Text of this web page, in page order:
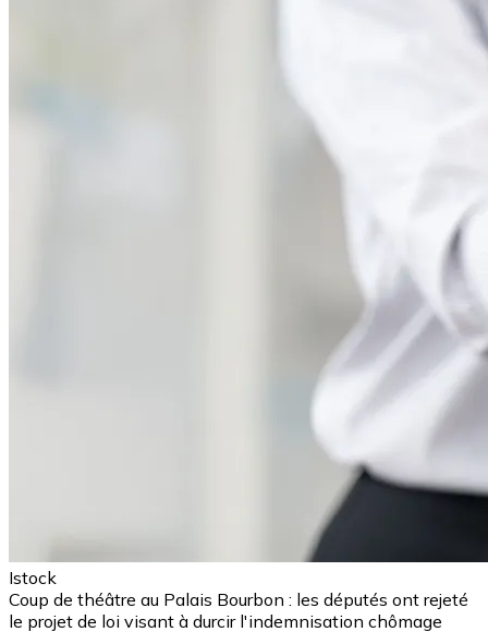
Istock
Coup de théâtre au Palais Bourbon : les députés ont rejeté
le projet de loi visant à durcir l'indemnisation chômage